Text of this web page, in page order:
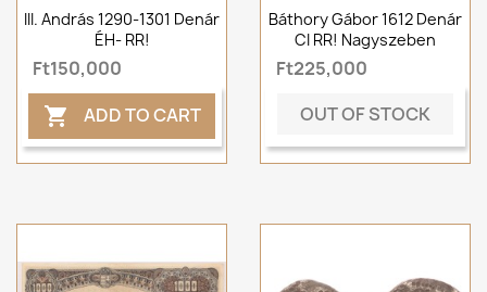
III. András 1290-1301 Denár
ÉH- RR!
Ft150,000
 ADD TO CART
Báthory Gábor 1612 Denár
CI RR! Nagyszeben
Ft225,000
OUT OF STOCK